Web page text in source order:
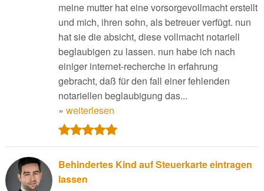
meine mutter hat eine vorsorgevollmacht erstellt
und mich, ihren sohn, als betreuer verfügt. nun
hat sie die absicht, diese vollmacht notariell
beglaubigen zu lassen. nun habe ich nach
einiger internet-recherche in erfahrung
gebracht, daß für den fall einer fehlenden
notariellen beglaubigung das...
» weiterlesen
Behindertes Kind auf Steuerkarte eintragen
lassen